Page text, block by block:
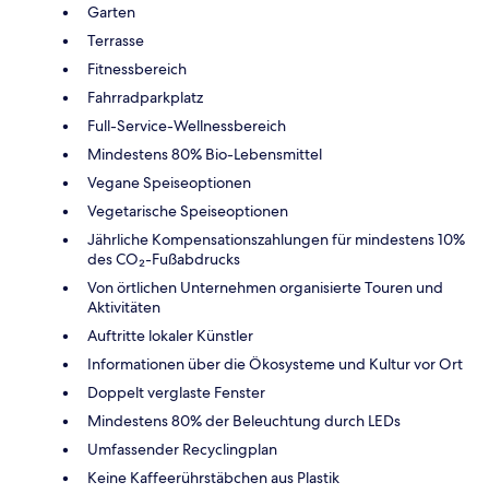
Garten
Terrasse
Fitnessbereich
Fahrradparkplatz
Full-Service-Wellnessbereich
Mindestens 80% Bio-Lebensmittel
Vegane Speiseoptionen
Vegetarische Speiseoptionen
Jährliche Kompensationszahlungen für mindestens 10%
des CO₂-Fußabdrucks
Von örtlichen Unternehmen organisierte Touren und
Aktivitäten
Auftritte lokaler Künstler
Informationen über die Ökosysteme und Kultur vor Ort
Doppelt verglaste Fenster
Mindestens 80% der Beleuchtung durch LEDs
Umfassender Recyclingplan
Keine Kaffeerührstäbchen aus Plastik